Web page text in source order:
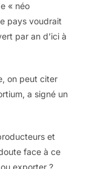
« néo
pays voudrait
par an d’ici à
on peut citer
a signé un
et
face à ce